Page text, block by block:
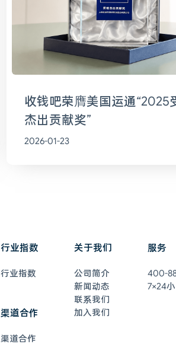
收钱吧荣膺美国运通“2025
杰出贡献奖”
2026-01-23
行业指数
行业指数
渠道合作
渠道合作
关于我们
公司简介
新闻动态
联系我们
加入我们
服务
400-
7×24